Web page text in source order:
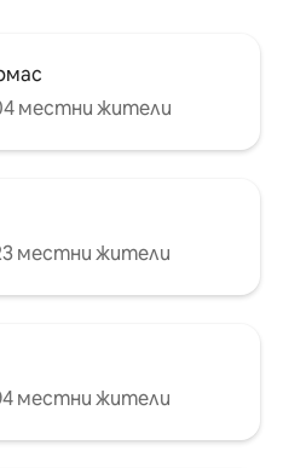
местни жители
местни жители
местни жители